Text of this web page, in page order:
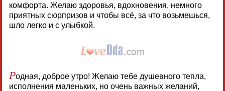
комфорта. Желаю здоровья, вдохновения, немного
приятных сюрпризов и чтобы всё, за что возьмешься,
шло легко и с улыбкой.
Родная, доброе утро! Желаю тебе душевного тепла,
исполнения маленьких, но очень важных желаний,